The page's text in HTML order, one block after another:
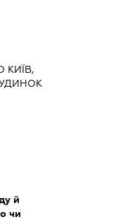
КИЇВ,
й
чи